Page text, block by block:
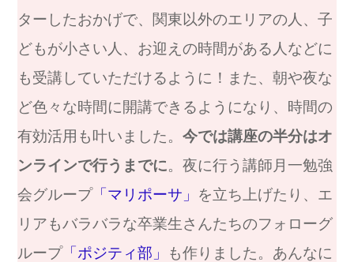
ターしたおかげで、関東以外のエリアの人、子
どもが小さい人、お迎えの時間がある人などに
も受講していただけるように！また、朝や夜な
ど色々な時間に開講できるようになり、時間の
有効活用も叶いました。 今では講座の半分はオ
ンラインで行うまでに。夜に行う講師月一勉強
会グループ「マリポーサ」 を立ち上げたり、エ
リアもバラバラな卒業生さんたちのフォローグ
ループ「ポジティ部」
も作りました。あんなに